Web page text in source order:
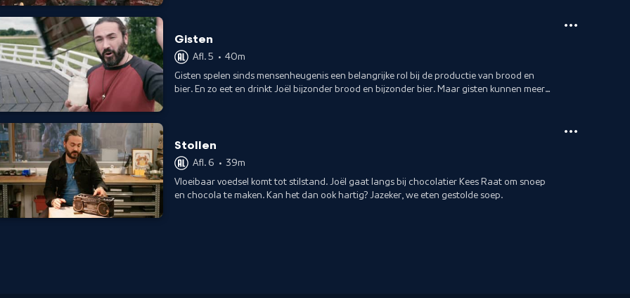
Gisten
Afl. 5 • 40m
Gisten spelen sinds mensenheugenis een belangrijke rol bij de productie van brood en
bier. En zo eet en drinkt Joël bijzonder brood en bijzonder bier. Maar gisten kunnen meer
Stollen
Afl. 6 • 39m
Vloeibaar voedsel komt tot stilstand. Joël gaat langs bij chocolatier Kees Raat om snoep
en chocola te maken. Kan het dan ook hartig? Jazeker, we eten gestolde soep.